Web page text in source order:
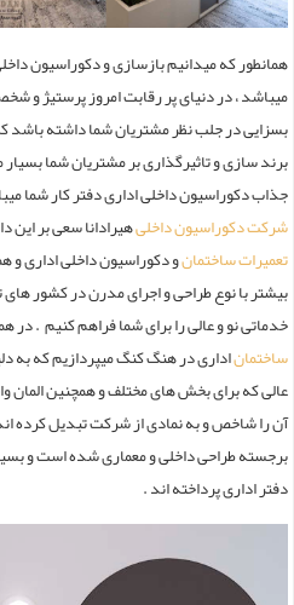
همانطور که میدانیم بازسازی و دکوراسیون
میباشد ، در دنیای پر رقابت امروز پرستیژ و
بسزایی در جلب نظر مشتریان شما داشته باشد
برند سازی و تاثیرگذاری بر مشتریان شما
جذاب دکوراسیون داخلی اداری دفتر کار شما
شرکت دکوراسیون داخلیهیرادانا سعی بر این
تعمیرات ساختمانو دکوراسیون داخلی اداری و
بیشتر با نوع طراحی و اجرای مدرن در کشور های
خدماتی نو و عالی را برای شما فراهم کنیم . در
ساختماناداری در هنگ کنگ میپردازیم که
عالی که برای بخش های مختلف و همچنین المان
آن را شاخص و به نمادی از شرکت تبدیل کرده
برجسته طراحی داخلی و معماری شده است و
دفتر اداری پرداخته اند .